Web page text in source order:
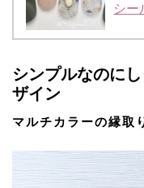
シー
シンプルなのに
ザイン
マルチカラーの縁取